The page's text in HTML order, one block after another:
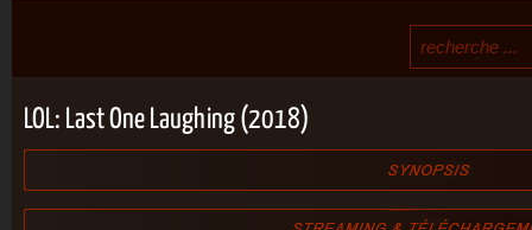
LOL: Last One Laughing (2018)